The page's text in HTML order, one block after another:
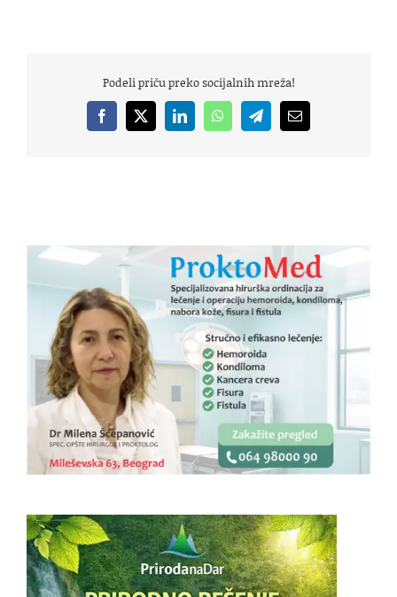
Podeli priču preko socijalnih mreža!
Facebook
X LinkedInWhatsAppTelegramEmail